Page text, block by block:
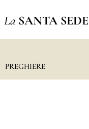
La SANTA SEDE
PREGHIERE